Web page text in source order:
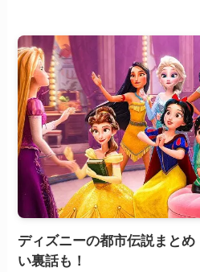
ディズニーの都市伝説まと
い裏話も！